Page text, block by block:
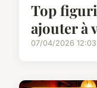
Top
ajouter à
07/04/2026 12:03